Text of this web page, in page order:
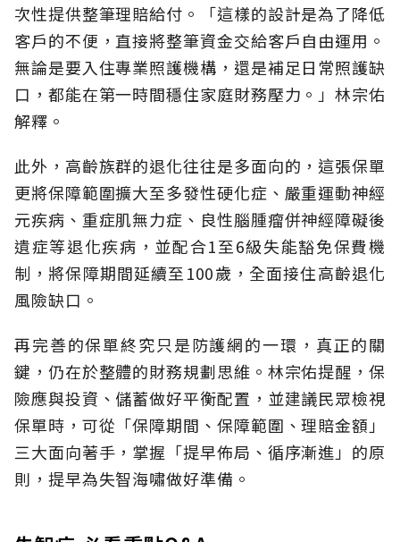
次性提供整筆理賠給付。「這樣的設計是為了降低
客戶的不便，直接將整筆資金交給客戶自由運用。
無論是要入住專業照護機構，還是補足日常照護缺
口，都能在第一時間穩住家庭財務壓力。」林宗佑
解釋。
此外，高齡族群的退化往往是多面向的，這張保單
更將保障範圍擴大至多發性硬化症、嚴重運動神經
元疾病、重症肌無力症、良性腦腫瘤併神經障礙後
遺症等退化疾病，並配合1至6級失能豁免保費機
制，將保障期間延續至100歲，全面接住高齡退化
風險缺口。
再完善的保單終究只是防護網的一環，真正的關
鍵，仍在於整體的財務規劃思維。 林宗佑提醒，保
險應與投資、儲蓄做好平衡配置，並建議民眾檢視
保單時，可從「保障期間、保障範圍、理賠金額」
三大面向著手，掌握「提早佈局、循序漸進」的原
則，提早為失智海嘯做好準備。